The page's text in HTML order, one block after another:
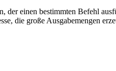
der einen bestimmten Befehl
die große Ausgabemengen